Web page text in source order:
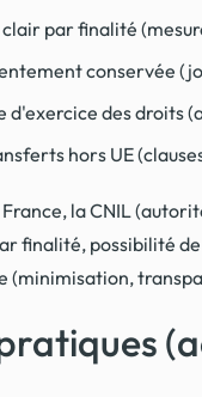
par finalité
conservée
d'exercice des droits
hors UE
France, la CNIL
finalité, possibilité
(minimisation,